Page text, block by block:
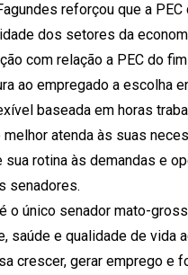
reforçou que a
dos setores da
com relação a PEC do
ao empregado a escolha
baseada em horas
melhor atenda às suas
sua rotina às demandas e
senadores.
o único senador mato-
saúde e qualidade de vida
crescer, gerar emprego